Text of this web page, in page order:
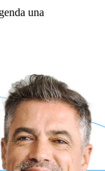
una